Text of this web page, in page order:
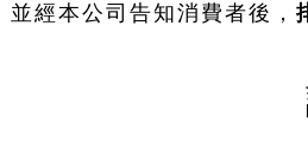
並經本公司告知消費者後，